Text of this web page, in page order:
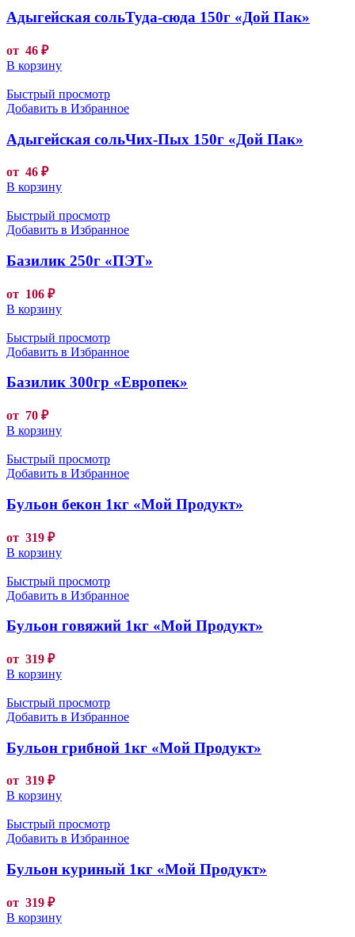
Адыгейская сольТуда-сюда 150г «Дой Пак»
от 46 ₽
В корзину
Быстрый просмотр
Добавить в Избранное
Адыгейская сольЧих-Пых 150г «Дой Пак»
от 46 ₽
В корзину
Быстрый просмотр
Добавить в Избранное
Базилик 250г «ПЭТ»
от 106 ₽
В корзину
Быстрый просмотр
Добавить в Избранное
Базилик 300гр «Европек»
от 70 ₽
В корзину
Быстрый просмотр
Добавить в Избранное
Бульон бекон 1кг «Мой Продукт»
от 319 ₽
В корзину
Быстрый просмотр
Добавить в Избранное
Бульон говяжий 1кг «Мой Продукт»
от 319 ₽
В корзину
Быстрый просмотр
Добавить в Избранное
Бульон грибной 1кг «Мой Продукт»
от 319 ₽
В корзину
Быстрый просмотр
Добавить в Избранное
Бульон куриный 1кг «Мой Продукт»
от 319 ₽
В корзину